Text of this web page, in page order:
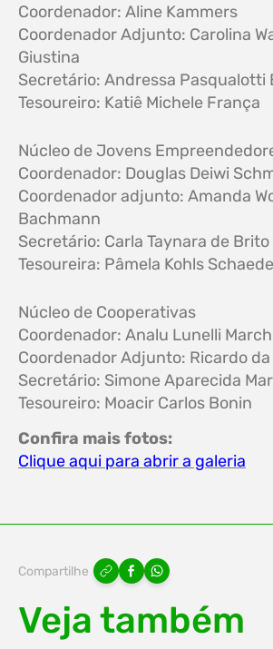
Coordenador: Aline Kammers
Coordenador Adjunto: Carolina
Giustina
Secretário: Andressa Pasqualotti
Tesoureiro: Katiê Michele França
Núcleo de Jovens
Coordenador: Douglas Deiwi
Coordenador adjunto: Amanda
Bachmann
Secretário: Carla Taynara de Brito
Tesoureira: Pâmela Kohls
Núcleo de Cooperativas
Coordenador: Analu Lunelli
Coordenador Adjunto: Ricardo da
Secretário: Simone Aparecida
Tesoureiro: Moacir Carlos Bonin
Confira mais fotos:
Clique aqui para abrir a galeria
Compartilhe
Veja também